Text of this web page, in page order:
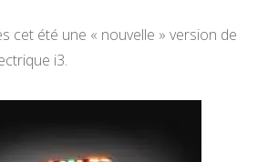
cet été une « nouvelle » version de
i3.